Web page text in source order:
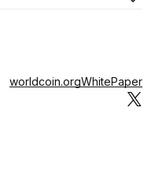
worldcoin.orgWhitePaper